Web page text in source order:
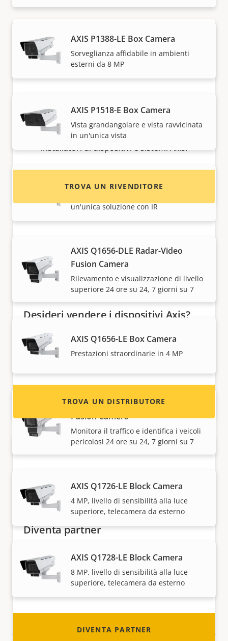
AXIS P1388-LE Box Camera
Sorveglianza affidabile in ambienti
esterni da 8 MP
AXIS P1518-E Box Camera
Vista grandangolare e vista ravvicinata
in un'unica vista
AXIS P1518-LE Box Camera
un'unica soluzione con IR
AXIS Q1656-DLE Radar-Video
Fusion Camera
Rilevamento e visualizzazione di livello
superiore 24 ore su 24, 7 giorni su 7
AXIS Q1656-LE Box Camera
Prestazioni straordinarie in 4 MP
AXIS Q1686-DLE Radar-Video
Fusion Camera
Monitora il traffico e identifica i veicoli
pericolosi 24 ore su 24, 7 giorni su 7
AXIS Q1726-LE Block Camera
4 MP, livello di sensibilità alla luce
superiore, telecamera da esterno
AXIS Q1728-LE Block Camera
8 MP, livello di sensibilità alla luce
superiore, telecamera da esterno
Desideri acquistare i dispositivi Axis?
Trova rivenditori, integratori di sistema e
installatori di dispositivi e sistemi Axis.
TROVA UN RIVENDITORE
Desideri vendere i dispositivi Axis?
Sei interessato a diventare un rivenditore?
Trova le informazioni di contatto per i
TROVA UN DISTRIBUTORE
Diventa partner
Sei un rivenditore, un distributore, un
installatore o un integratore di sistemi?
Abbiamo partner in quasi tutti i paesi del
DIVENTA PARTNER